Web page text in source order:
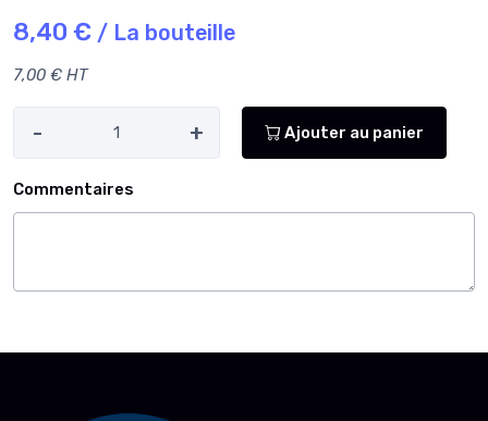
8,40 € / La bouteille
7,00 € HT
- + Ajouter au panier
Commentaires